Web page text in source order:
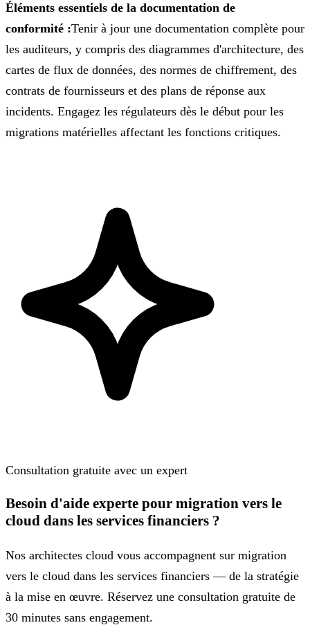
Éléments essentiels de la documentation de
conformité :Tenir à jour une documentation complète pour
les auditeurs, y compris des diagrammes d'architecture, des
cartes de flux de données, des normes de chiffrement, des
contrats de fournisseurs et des plans de réponse aux
incidents. Engagez les régulateurs dès le début pour les
migrations matérielles affectant les fonctions critiques.
Consultation gratuite avec un expert
Besoin d'aide experte pour migration vers le
cloud dans les services financiers ?
Nos architectes cloud vous accompagnent sur migration
vers le cloud dans les services financiers — de la stratégie
à la mise en œuvre. Réservez une consultation gratuite de
30 minutes sans engagement.